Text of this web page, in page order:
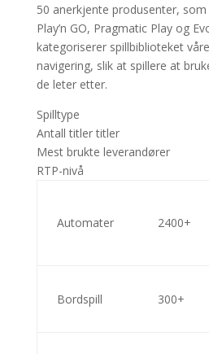
50 anerkjente produsenter,
Play’n GO, Pragmatic Play og
kategoriserer spillbiblioteket
navigering, slik at spillere at
de leter etter.
Spilltype
Antall titler titler
Mest brukte leverandører
RTP-nivå
Automater 2400+
Bordspill 300+